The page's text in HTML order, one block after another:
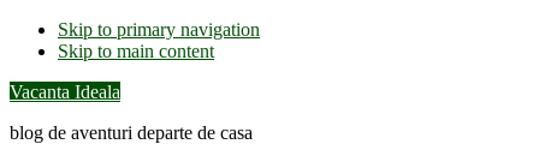
Skip to primary navigation
Skip to main content
Vacanta Ideala
blog de aventuri departe de casa